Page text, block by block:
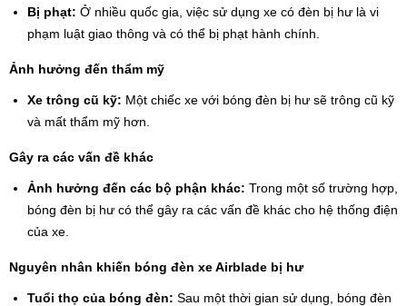
Bị phạt: Ở nhiều quốc gia, việc sử dụng xe có đèn bị hư là vi
phạm luật giao thông và có thể bị phạt hành chính.
Ảnh hưởng đến thẩm mỹ
Xe trông cũ kỹ: Một chiếc xe với bóng đèn bị hư sẽ trông cũ kỹ
và mất thẩm mỹ hơn.
Gây ra các vấn đề khác
Ảnh hưởng đến các bộ phận khác: Trong một số trường hợp,
bóng đèn bị hư có thể gây ra các vấn đề khác cho hệ thống điện
của xe.
Nguyên nhân khiến bóng đèn xe Airblade bị hư
Tuổi thọ của bóng đèn: Sau một thời gian sử dụng, bóng đèn